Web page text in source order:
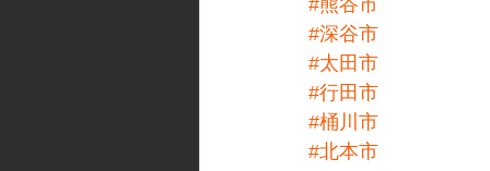
#深谷市
#太田市
#行田市
#桶川市
#北本市